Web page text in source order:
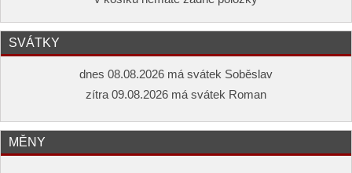
SVÁTKY
dnes 08.08.2026 má svátek Soběslav
zítra 09.08.2026 má svátek Roman
MĚNY